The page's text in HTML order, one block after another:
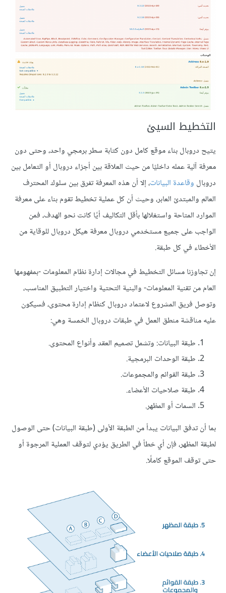
التخطيط السيئ
يتيح دروبال بناء موقع كامل دون كتابة سطر برمجي واحد، وحتى دون
معرفة آلية عمله داخليًا من حيث العلاقة بين أجزاء دروبال أو التعامل بين
دروبال وقاعدة البيانات، إلا أن هذه المعرفة تفرق بين سلوك المحترف
العالم والمبتدئ العابر، وحيث أن كل عملية تخطيط تقوم بناء على معرفة
الموارد المتاحة واستغلالها بأقل التكاليف أيًا كانت نحو الهدف، فمن
الواجب على جميع مستخدمي دروبال معرفة هيكل دروبال للوقاية من
الأخطاء في كل طبقة.
إن تجاوزنا مسائل التخطيط في مجالات إدارة نظام المعلومات -بمفهومها
العام من تقنية المعلومات- والبنية التحتية واختيار التطبيق المناسب،
وتوصل فريق المشروع لاعتماد دروبال كنظام إدارة محتوى، فسيكون
عليه مناقشة منطق العمل في طبقات دروبال الخمسة وهي:
طبقة البيانات: وتشمل تصميم العقد وأنواع المحتوى.
طبقة الوحدات البرمجية.
طبقة القوائم والمجموعات.
طبقة صلاحيات الأعضاء.
السمات أو المظهر.
بما أن تدفق البيانات يبدأ من الطبقة الأولى (طبقة البيانات) حتى الوصول
لطبقة المظهر، فإن أي خطأ في الطريق يؤدي لتوقف العملية المرجوة أو
حتى توقف الموقع كاملًا.